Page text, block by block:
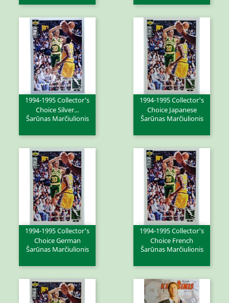
1994-1995 Collector's
Choice Silver...
Šarūnas Marčiulionis
1994-1995 Collector's
Choice Japanese
Šarūnas Marčiulionis
1994-1995 Collector's
Choice German
Šarūnas Marčiulionis
1994-1995 Collector's
Choice French
Šarūnas Marčiulionis